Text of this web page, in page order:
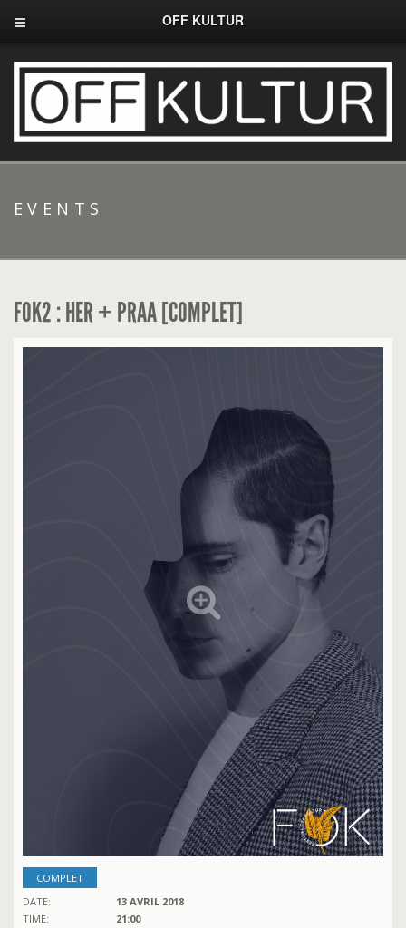
OFF KULTUR
EVENTS
FOK2 : HER + PRAA [COMPLET]
COMPLET
DATE:
13 AVRIL 2018
TIME:
21:00